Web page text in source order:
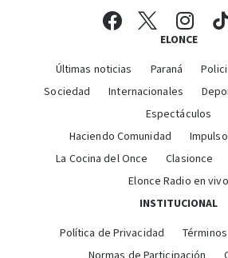
ELONCE
Últimas noticias Paraná
Sociedad
Internacionales
Espectáculos
Haciendo Comunidad
La Cocina del Once
Clasionce
Elonce Radio en vivo
INSTITUCIONAL
Política de Privacidad